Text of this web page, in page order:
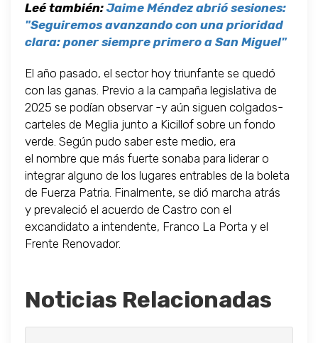
Leé también: Jaime Méndez abrió sesiones:
"Seguiremos avanzando con una prioridad
clara: poner siempre primero a San Miguel"
El año pasado, el sector hoy triunfante se quedó
con las ganas. Previo a la campaña legislativa de
2025 se podían observar -y aún siguen colgados-
carteles de Meglia junto a Kicillof sobre un fondo
verde. Según pudo saber este medio, era
el nombre que más fuerte sonaba para liderar o
integrar alguno de los lugares entrables de la boleta
de Fuerza Patria. Finalmente, se dió marcha atrás
y prevaleció el acuerdo de Castro con el
excandidato a intendente, Franco La Porta y el
Frente Renovador.
Noticias Relacionadas